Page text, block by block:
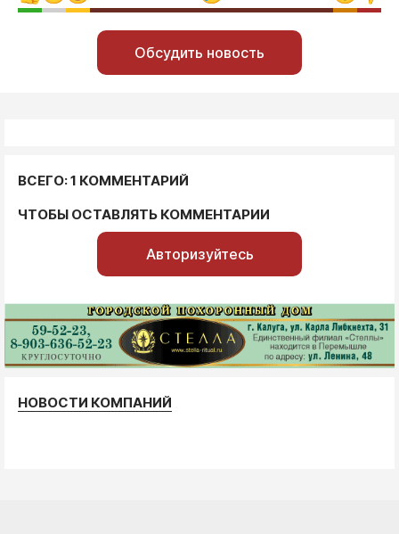
Обсудить новость
ВСЕГО: 1 КОММЕНТАРИЙ
ЧТОБЫ ОСТАВЛЯТЬ КОММЕНТАРИИ
Авторизуйтесь
НОВОСТИ КОМПАНИЙ